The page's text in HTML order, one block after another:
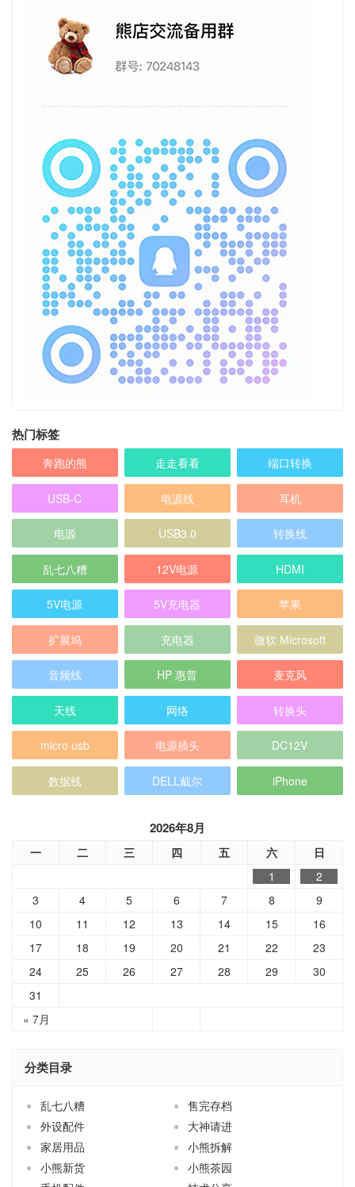
热门标签
奔跑的熊 走走看看 端口转换
USB-C 电源线 耳机
电源 USB3.0 转换线
乱七八糟 12V电源 HDMI
5V电源 5V充电器 苹果
扩展坞 充电器 微软 Microsoft
音频线 HP 惠普 麦克风
天线 网络 转换头
micro usb 电源插头 DC12V
数据线 DELL戴尔 iPhone
2026年8月
一 二 三 四 五 六 日
« 7月
1
2
3
4 5 6 7 8
9
10
11 12 13 14 15
16
17
18 19 20 21 22
23
24
25 26 27 28 29
30
31
分类目录
乱七八糟
售完存档
外设配件
大神请进
家居用品
小熊拆解
小熊新货
小熊茶园